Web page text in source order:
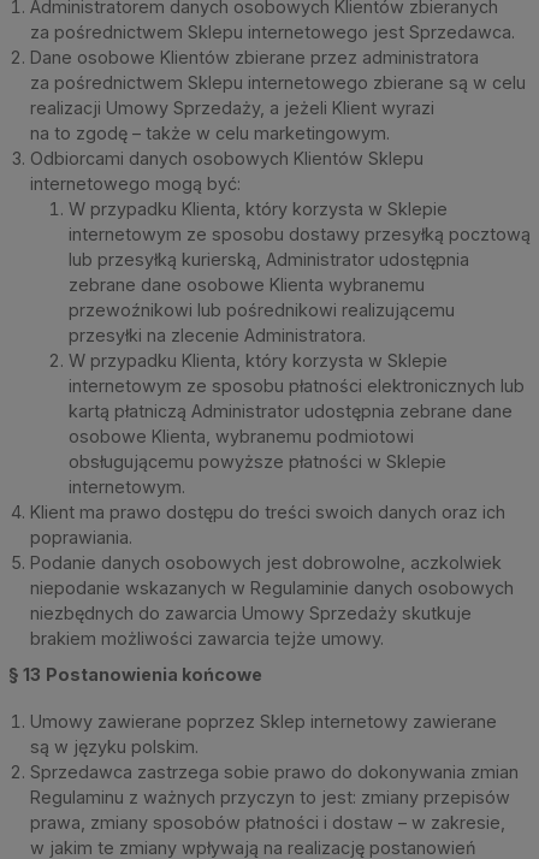
Administratorem danych osobowych Klientów zbieranych
za pośrednictwem Sklepu internetowego jest Sprzedawca.
Dane osobowe Klientów zbierane przez administratora
za pośrednictwem Sklepu internetowego zbierane są w celu
realizacji Umowy Sprzedaży, a jeżeli Klient wyrazi
na to zgodę – także w celu marketingowym.
Odbiorcami danych osobowych Klientów Sklepu
internetowego mogą być:
W przypadku Klienta, który korzysta w Sklepie
internetowym ze sposobu dostawy przesyłką pocztową
lub przesyłką kurierską, Administrator udostępnia
zebrane dane osobowe Klienta wybranemu
przewoźnikowi lub pośrednikowi realizującemu
przesyłki na zlecenie Administratora.
W przypadku Klienta, który korzysta w Sklepie
internetowym ze sposobu płatności elektronicznych lub
kartą płatniczą Administrator udostępnia zebrane dane
osobowe Klienta, wybranemu podmiotowi
obsługującemu powyższe płatności w Sklepie
internetowym.
Klient ma prawo dostępu do treści swoich danych oraz ich
poprawiania.
Podanie danych osobowych jest dobrowolne, aczkolwiek
niepodanie wskazanych w Regulaminie danych osobowych
niezbędnych do zawarcia Umowy Sprzedaży skutkuje
brakiem możliwości zawarcia tejże umowy.
§ 13 Postanowienia końcowe
Umowy zawierane poprzez Sklep internetowy zawierane
są w języku polskim.
Sprzedawca zastrzega sobie prawo do dokonywania zmian
Regulaminu z ważnych przyczyn to jest: zmiany przepisów
prawa, zmiany sposobów płatności i dostaw – w zakresie,
w jakim te zmiany wpływają na realizację postanowień